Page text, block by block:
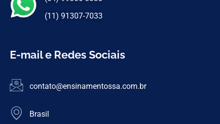
(11) 91307-7033
E-mail e Redes Sociais
contato@ensinamentossa.com.br
Brasil